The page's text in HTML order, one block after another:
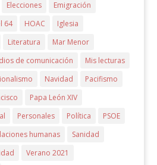
Elecciones
Emigración
64 HOAC
Iglesia
Literatura
Mar Menor
de comunicación
Mis lecturas
Navidad
Pacifismo
Papa León XIV
Personales Política
PSOE
humanas
Sanidad
Verano 2021